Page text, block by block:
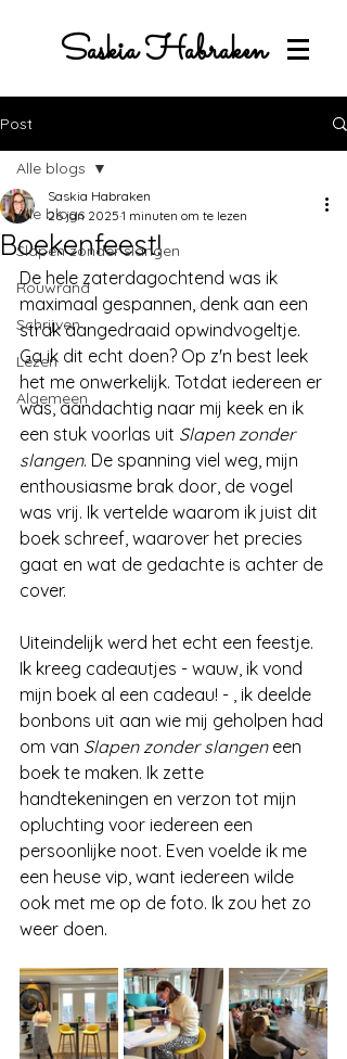
Saskia Habraken
Post
Alle blogs
Slapen zonder slangen
Rouwrand
Schrijven
Lezen
Algemeen
Alle blogs
Boekenfeest!
Saskia Habraken
26 jan 2025 1 minuten om te lezen
De hele zaterdagochtend was ik
maximaal gespannen, denk aan een
strak aangedraaid opwindvogeltje.
Ga ik dit echt doen? Op z'n best leek
het me onwerkelijk. Totdat iedereen er
was, aandachtig naar mij keek en ik
een stuk voorlas uit Slapen zonder
slangen. De spanning viel weg, mijn
enthousiasme brak door, de vogel
was vrij. Ik vertelde waarom ik juist dit
boek schreef, waarover het precies
gaat en wat de gedachte is achter de
cover.
Uiteindelijk werd het echt een feestje.
Ik kreeg cadeautjes - wauw, ik vond
mijn boek al een cadeau! - , ik deelde
bonbons uit aan wie mij geholpen had
om van Slapen zonder slangen een
boek te maken. Ik zette
handtekeningen en verzon tot mijn
opluchting voor iedereen een
persoonlijke noot. Even voelde ik me
een heuse vip, want iedereen wilde
ook met me op de foto. Ik zou het zo
weer doen.